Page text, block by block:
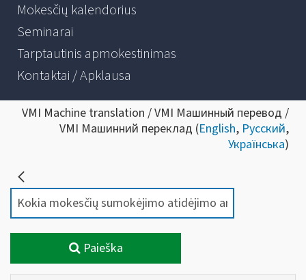
Mokesčių kalendorius
Seminarai
Tarptautinis apmokestinimas
Kontaktai / Apklausa
VMI Machine translation / VMI Машинный перевод /
VMI Машинний переклад (English, Русский,
Українська)
Paieška